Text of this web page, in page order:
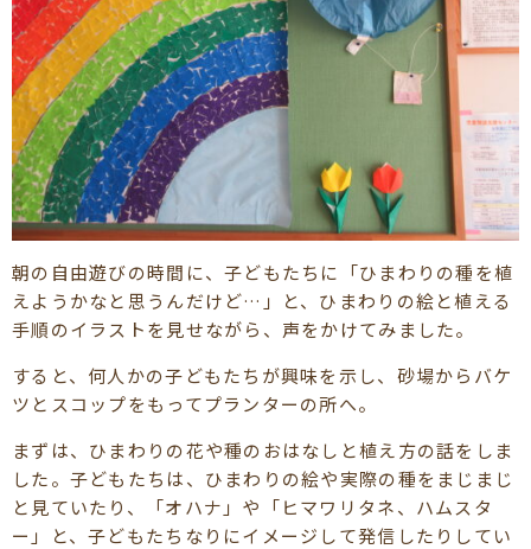
朝の自由遊びの時間に、子どもたちに「ひまわりの種を植
えようかなと思うんだけど…」と、ひまわりの絵と植える
手順のイラストを見せながら、声をかけてみました。
すると、何人かの子どもたちが興味を示し、砂場からバケ
ツとスコップをもってプランターの所へ。
まずは、ひまわりの花や種のおはなしと植え方の話をしま
した。子どもたちは、ひまわりの絵や実際の種をまじまじ
と見ていたり、「オハナ」や「ヒマワリタネ、ハムスタ
ー」と、子どもたちなりにイメージして発信したりしてい